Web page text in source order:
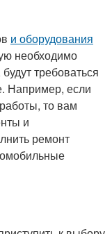
и оборудования
необходимо
требоваться
Например, если
то вам
и
ремонт